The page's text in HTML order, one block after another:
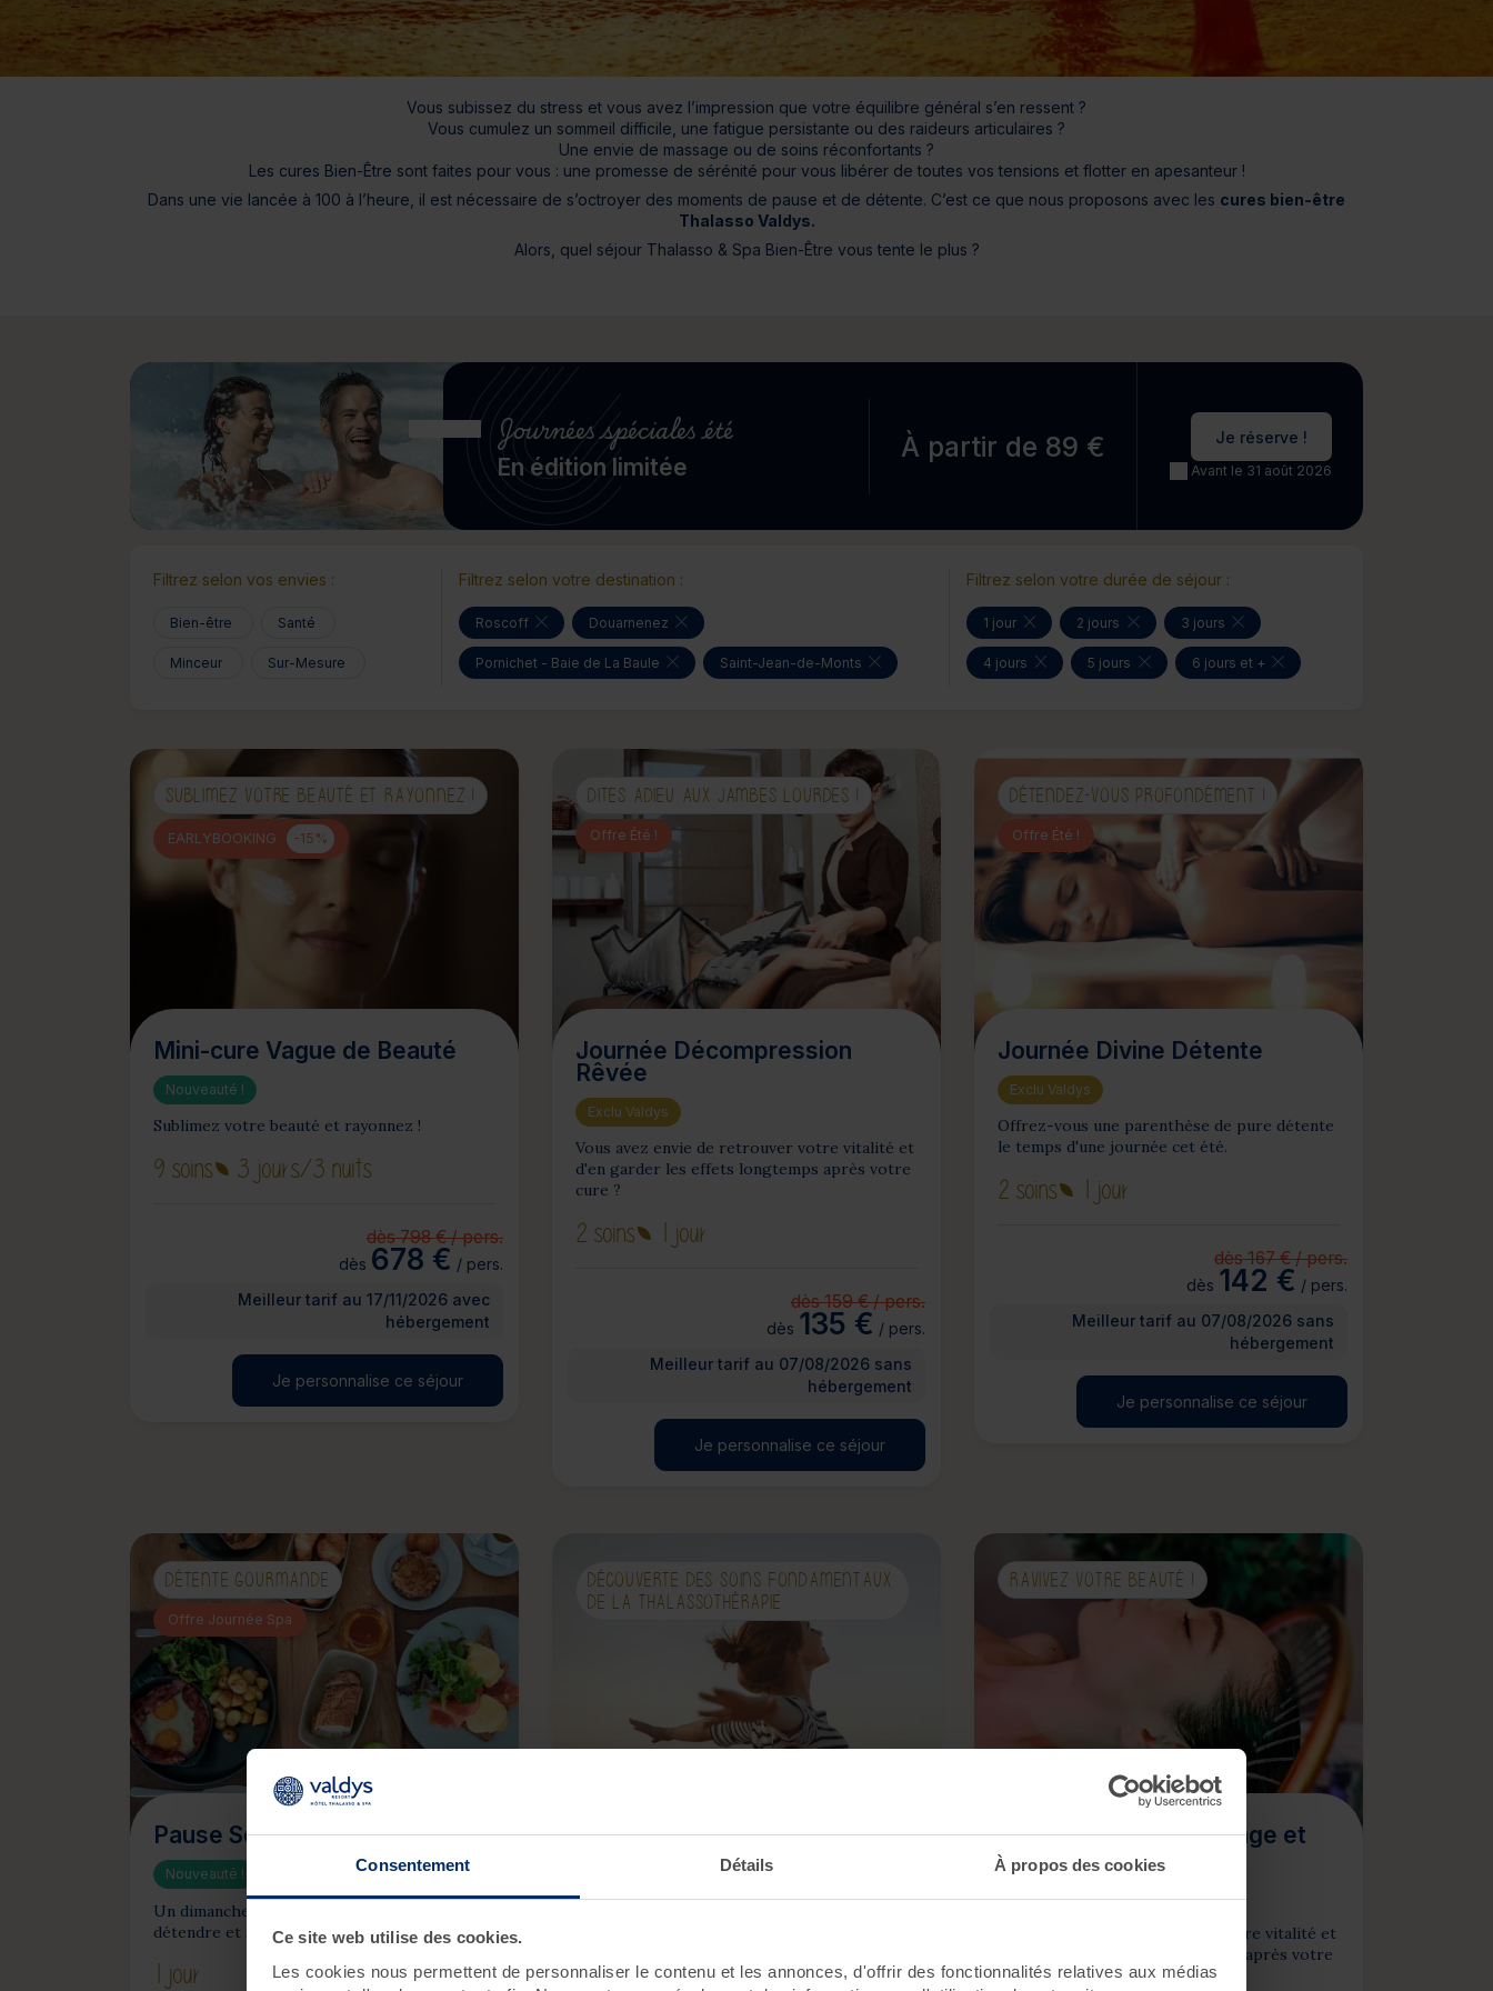
Consentement Détails À propos des cookies
Ce site web utilise des cookies.
Les cookies nous permettent de personnaliser le contenu et les annonces, d'offrir des fonctionnalités relatives aux médias
Bien-être
Santé Minceur Sur-mesure
Cure de 6 jours et +
Mini-cure 3 à 5 jours Escapade 1 à 2 jours Journée détente
Vous subissez du stress et vous avez l’impression que votre équilibre général s’en ressent ?
Vous cumulez un sommeil difficile, une fatigue persistante ou des raideurs articulaires ?
Une envie de massage ou de soins réconfortants ?
Les cures Bien-Être sont faites pour vous : une promesse de sérénité pour vous libérer de toutes vos tensions et flotter en apesanteur !
Dans une vie lancée à 100 à l’heure, il est nécessaire de s’octroyer des moments de pause et de détente. C’est ce que nous proposons avec les cures bien-être
Thalasso Valdys.
Alors, quel séjour Thalasso & Spa Bien-Être vous tente le plus ?
Journées spéciales été
En édition limitée
À partir de 89 € Je réserve !
Avant le 31 août 2026
Filtrez selon vos envies :
Bien-être Santé
Minceur Sur-Mesure
Filtrez selon votre destination :
Roscoff Douarnenez
Pornichet - Baie de La Baule Saint-Jean-de-Monts
Filtrez selon votre durée de séjour :
1 jour 2 jours 3 jours
4 jours 5 jours 6 jours et +
SUBLIMEZ VOTRE BEAUTÉ ET RAYONNEZ !
EARLYBOOKING -15%
Mini-cure Vague de Beauté
Nouveauté !
Sublimez votre beauté et rayonnez !
9 soins 3 jours/3 nuits
dès 798 € / pers.
dès 678 € / pers.
Meilleur tarif au 17/11/2026 avec
hébergement
Je personnalise ce séjour
DITES ADIEU AUX JAMBES LOURDES !
Offre Été !
Journée Décompression
Rêvée
Exclu Valdys
Vous avez envie de retrouver votre vitalité et
d'en garder les effets longtemps après votre
cure ?
2 soins 1 jour
dès 159 € / pers.
dès 135 € / pers.
Meilleur tarif au 07/08/2026 sans
hébergement
Je personnalise ce séjour
DÉTENDEZ-VOUS PROFONDÉMENT !
Offre Été !
Journée Divine Détente
Exclu Valdys
Offrez-vous une parenthèse de pure détente
le temps d'une journée cet été.
2 soins 1 jour
dès 167 € / pers.
dès 142 € / pers.
Meilleur tarif au 07/08/2026 sans
hébergement
Je personnalise ce séjour
DÉTENTE GOURMANDE
Offre Journée Spa
Pause Sea Brunch and Spa
Nouveauté !
Un dimanche parfait pour se régaler, se
détendre et se retrouver !
1 jour
DÉCOUVERTE DES SOINS FONDAMENTAUX
DE LA THALASSOTHÉRAPIE
Escapade Océane
Vous avez envie de retrouver votre vitalité et
d'en garder les effets longtemps après votre
6 soins 2 jours /2 nuits
RAVIVEZ VOTRE BEAUTÉ !
Escapade Beauté Visage et
Cheveux
Nouveauté !
Vous avez envie de retrouver votre vitalité et
d'en garder les effets longtemps après votre
cure ?